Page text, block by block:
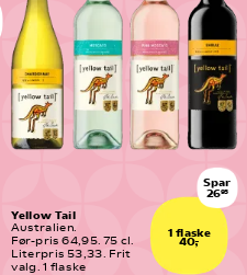
Yellow Tail
Australien.
Før-pris 64,95. 75 cl.
Literpris 53,33. Frit
valg. 1 flaske
1 flaske
40,-
Spar
2695